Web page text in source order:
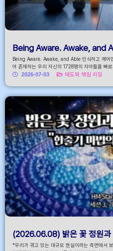
Being Aware. Awake, and
Being Aware. Awake, and Able 인식하고 깨어
어 존재하는 우리 자신의 1728명의 자아들을 빠르
2026-07-03
태도와 책임 리딩
(2026.06.08) 밝은 꽃 정원과
*우리가 겪고 있는 대규모 현실이라는 측면에서